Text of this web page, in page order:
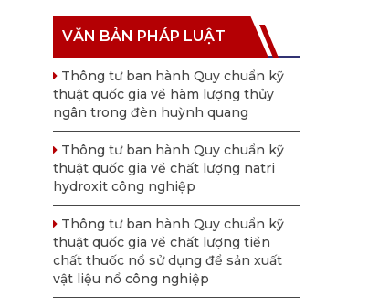
VĂN BẢN PHÁP LUẬT
Thông tư ban hành Quy chuẩn kỹ
thuật quốc gia về hàm lượng thủy
ngân trong đèn huỳnh quang
Thông tư ban hành Quy chuẩn kỹ
thuật quốc gia về chất lượng natri
hydroxit công nghiệp
Thông tư ban hành Quy chuẩn kỹ
thuật quốc gia về chất lượng tiền
chất thuốc nổ sử dụng để sản xuất
vật liệu nổ công nghiệp